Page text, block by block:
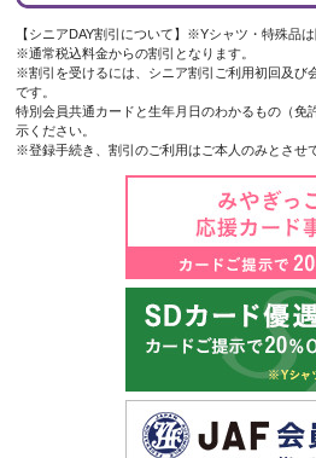
【シニアDAY割引について】※Yシャツ・特殊品は
※通常税込料金からの割引となります。
※割引を受けるには、シニア割引ご利用初回及び
です。
特別会員共通カードと生年月日のわかるもの（免
示ください。
※登録手続き、割引のご利用はご本人のみとさせ